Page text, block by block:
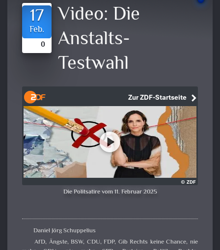
17
Feb.
0
Video: Die
Anstalts-
Testwahl
Die Politsatire vom 11. Februar 2025
Daniel Jörg Schuppelius
AfD, Ängste,BSW, CDU,FDP, Gib Rechts keine Chance,nie